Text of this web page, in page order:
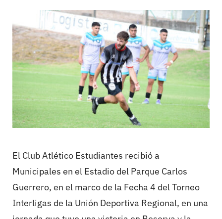
El Club Atlético Estudiantes recibió a
Municipales en el Estadio del Parque Carlos
Guerrero, en el marco de la Fecha 4 del Torneo
Interligas de la Unión Deportiva Regional, en una